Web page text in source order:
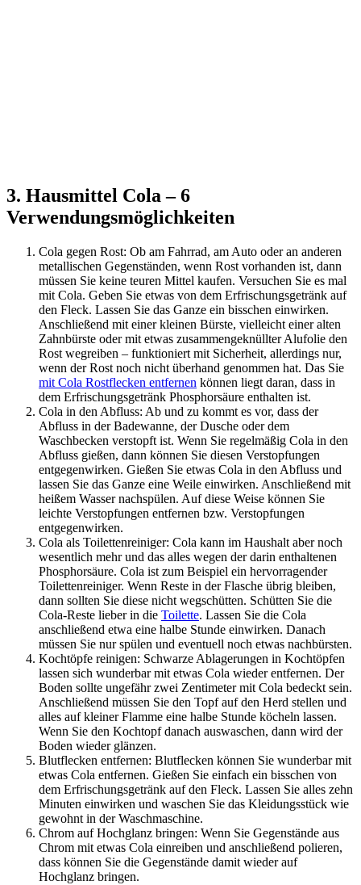
3. Hausmittel Cola – 6
Verwendungsmöglichkeiten
Cola gegen Rost: Ob am Fahrrad, am Auto oder an anderen
metallischen Gegenständen, wenn Rost vorhanden ist, dann
müssen Sie keine teuren Mittel kaufen. Versuchen Sie es mal
mit Cola. Geben Sie etwas von dem Erfrischungsgetränk auf
den Fleck. Lassen Sie das Ganze ein bisschen einwirken.
Anschließend mit einer kleinen Bürste, vielleicht einer alten
Zahnbürste oder mit etwas zusammengeknüllter Alufolie den
Rost wegreiben – funktioniert mit Sicherheit, allerdings nur,
wenn der Rost noch nicht überhand genommen hat. Das Sie
mit Cola Rostflecken entfernen können liegt daran, dass in
dem Erfrischungsgetränk Phosphorsäure enthalten ist.
Cola in den Abfluss: Ab und zu kommt es vor, dass der
Abfluss in der Badewanne, der Dusche oder dem
Waschbecken verstopft ist. Wenn Sie regelmäßig Cola in den
Abfluss gießen, dann können Sie diesen Verstopfungen
entgegenwirken. Gießen Sie etwas Cola in den Abfluss und
lassen Sie das Ganze eine Weile einwirken. Anschließend mit
heißem Wasser nachspülen. Auf diese Weise können Sie
leichte Verstopfungen entfernen bzw. Verstopfungen
entgegenwirken.
Cola als Toilettenreiniger: Cola kann im Haushalt aber noch
wesentlich mehr und das alles wegen der darin enthaltenen
Phosphorsäure. Cola ist zum Beispiel ein hervorragender
Toilettenreiniger. Wenn Reste in der Flasche übrig bleiben,
dann sollten Sie diese nicht wegschütten. Schütten Sie die
Cola-Reste lieber in die Toilette. Lassen Sie die Cola
anschließend etwa eine halbe Stunde einwirken. Danach
müssen Sie nur spülen und eventuell noch etwas nachbürsten.
Kochtöpfe reinigen: Schwarze Ablagerungen in Kochtöpfen
lassen sich wunderbar mit etwas Cola wieder entfernen. Der
Boden sollte ungefähr zwei Zentimeter mit Cola bedeckt sein.
Anschließend müssen Sie den Topf auf den Herd stellen und
alles auf kleiner Flamme eine halbe Stunde köcheln lassen.
Wenn Sie den Kochtopf danach auswaschen, dann wird der
Boden wieder glänzen.
Blutflecken entfernen: Blutflecken können Sie wunderbar mit
etwas Cola entfernen. Gießen Sie einfach ein bisschen von
dem Erfrischungsgetränk auf den Fleck. Lassen Sie alles zehn
Minuten einwirken und waschen Sie das Kleidungsstück wie
gewohnt in der Waschmaschine.
Chrom auf Hochglanz bringen: Wenn Sie Gegenstände aus
Chrom mit etwas Cola einreiben und anschließend polieren,
dass können Sie die Gegenstände damit wieder auf
Hochglanz bringen.